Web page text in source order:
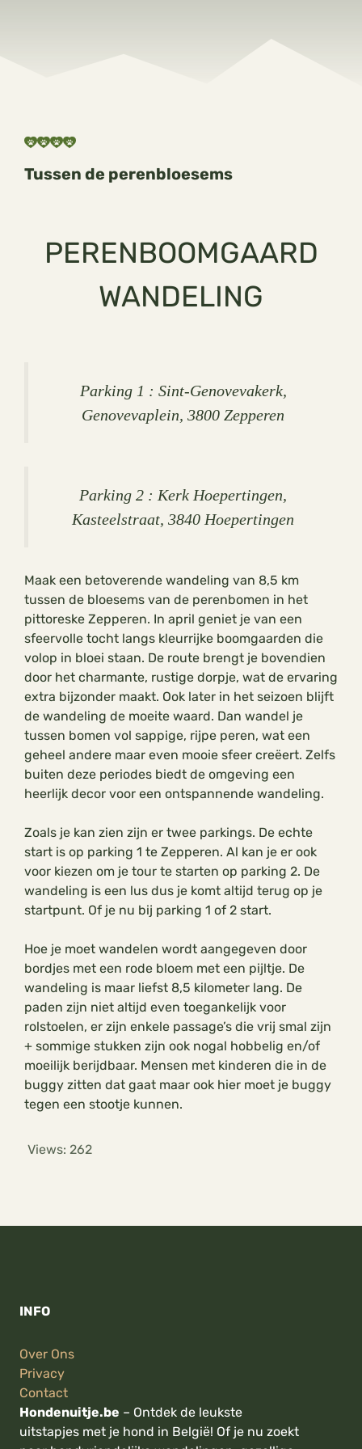
Tussen de perenbloesems
PERENBOOMGAARD
WANDELING
Parking 1 : Sint-Genovevakerk,
Genovevaplein, 3800 Zepperen
Parking 2 : Kerk Hoepertingen,
Kasteelstraat, 3840 Hoepertingen
Maak een betoverende wandeling van 8,5 km
tussen de bloesems van de perenbomen in het
pittoreske Zepperen. In april geniet je van een
sfeervolle tocht langs kleurrijke boomgaarden die
volop in bloei staan. De route brengt je bovendien
door het charmante, rustige dorpje, wat de ervaring
extra bijzonder maakt. Ook later in het seizoen blijft
de wandeling de moeite waard. Dan wandel je
tussen bomen vol sappige, rijpe peren, wat een
geheel andere maar even mooie sfeer creëert. Zelfs
buiten deze periodes biedt de omgeving een
heerlijk decor voor een ontspannende wandeling.
Zoals je kan zien zijn er twee parkings. De echte
start is op parking 1 te Zepperen. Al kan je er ook
voor kiezen om je tour te starten op parking 2. De
wandeling is een lus dus je komt altijd terug op je
startpunt. Of je nu bij parking 1 of 2 start.
Hoe je moet wandelen wordt aangegeven door
bordjes met een rode bloem met een pijltje. De
wandeling is maar liefst 8,5 kilometer lang. De
paden zijn niet altijd even toegankelijk voor
rolstoelen, er zijn enkele passage’s die vrij smal zijn
+ sommige stukken zijn ook nogal hobbelig en/of
moeilijk berijdbaar. Mensen met kinderen die in de
buggy zitten dat gaat maar ook hier moet je buggy
tegen een stootje kunnen.
Views: 262
INFO
Over Ons
Privacy
Contact
Hondenuitje.be – Ontdek de leukste
uitstapjes met je hond in België! Of je nu zoekt